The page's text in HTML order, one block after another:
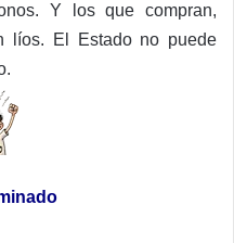
Y los que compran,
líos. El Estado no puede